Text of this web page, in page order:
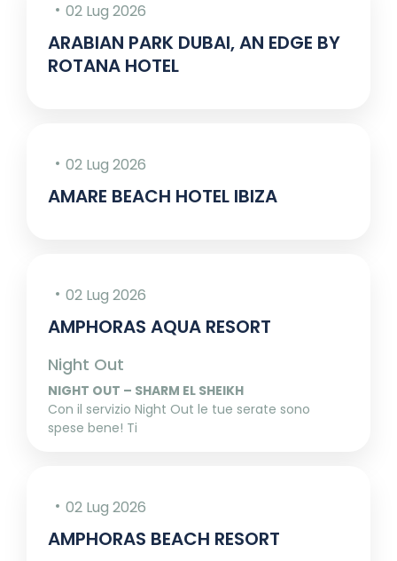
02 Lug 2026
ARABIAN PARK DUBAI, AN EDGE BY
ROTANA HOTEL
02 Lug 2026
AMARE BEACH HOTEL IBIZA
02 Lug 2026
AMPHORAS AQUA RESORT
Night Out
NIGHT OUT – SHARM EL SHEIKH
Con il servizio Night Out le tue serate sono
spese bene! Ti
02 Lug 2026
AMPHORAS BEACH RESORT